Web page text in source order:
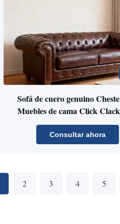
Sofá de cuero genuino
Muebles de cama Click
Consultar ahora
2 3 4 5